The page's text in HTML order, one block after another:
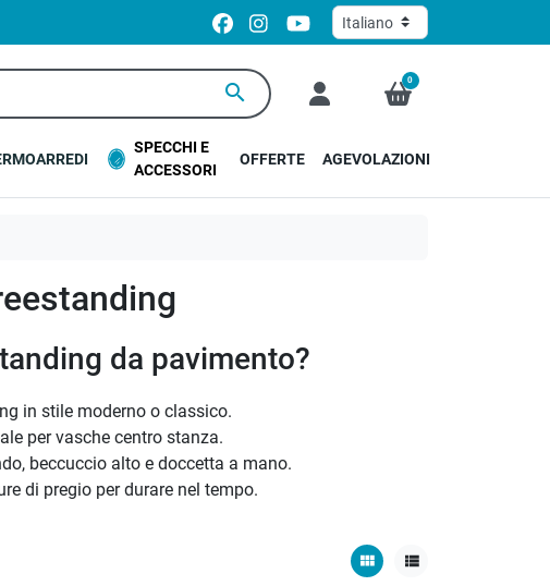
search 0
SPECCHI E
ACCESSORI
OFFERTE AGEVOLAZIONI
da pavimento?
in stile moderno o classico.
per vasche centro stanza.
beccuccio alto e doccetta a mano.
di pregio per durare nel tempo.
view_module view_list